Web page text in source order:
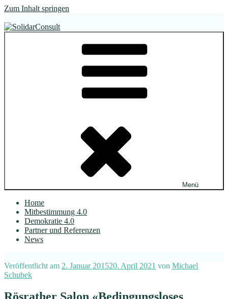
Zum Inhalt springen
Menü
Home
Mitbestimmung 4.0
Demokratie 4.0
Partner und Referenzen
News
Veröffentlicht am 2. Januar 201520. April 2021 von Michael
Schubek